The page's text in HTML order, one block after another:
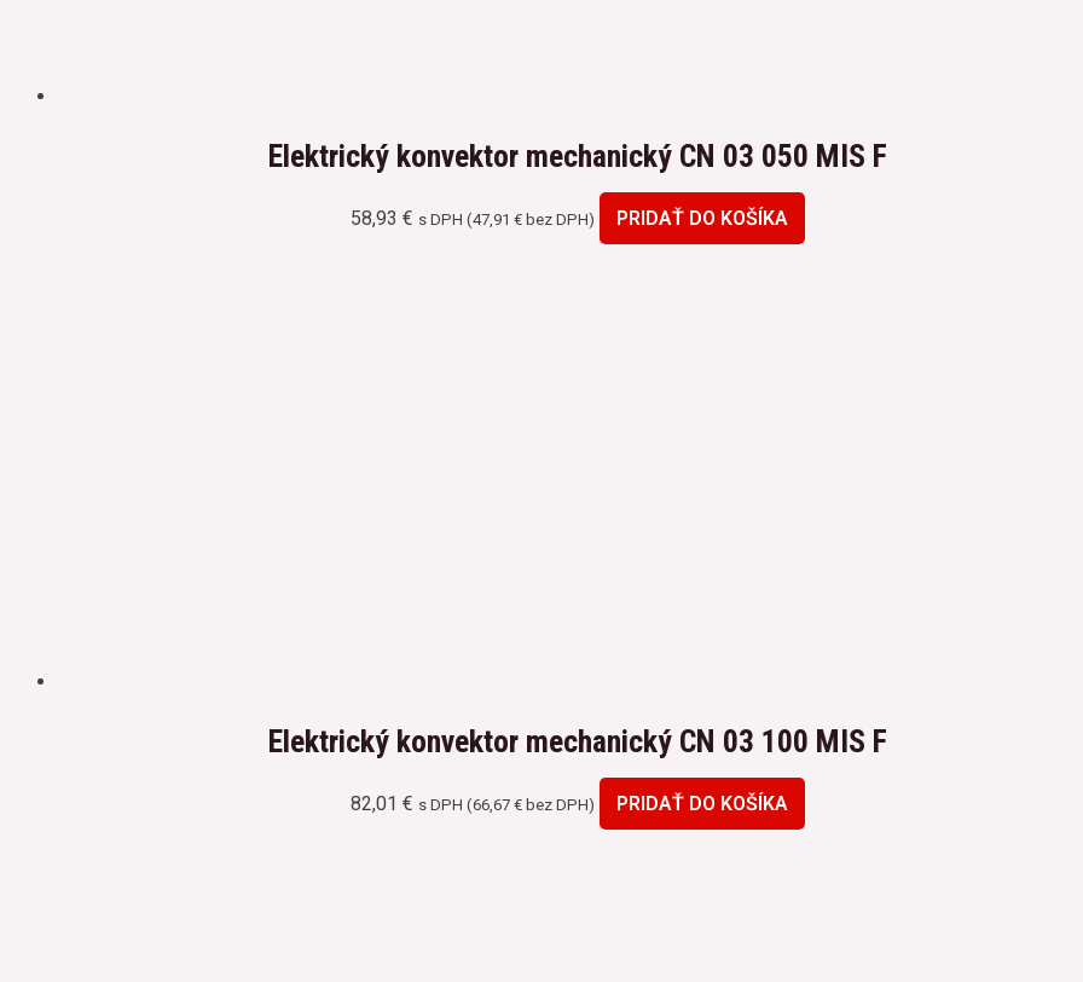
Elektrický konvektor mechanický CN 03 050 MIS F
58,93 € s DPH (47,91 €bez DPH) PRIDAŤ DO KOŠÍKA
Elektrický konvektor mechanický CN 03 100 MIS F
82,01 € s DPH (66,67 €bez DPH) PRIDAŤ DO KOŠÍKA